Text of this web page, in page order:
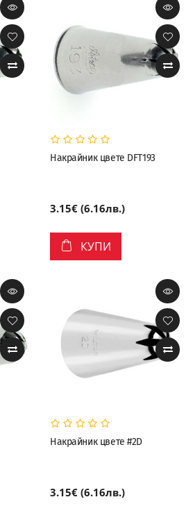
Накрайник цвете DFT193
3.15€ (6.16лв.)
КУПИ
Накрайник цвете #2D
3.15€ (6.16лв.)